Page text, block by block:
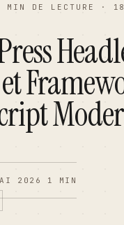
MIN DE LECTURE ·
2026 1 MIN